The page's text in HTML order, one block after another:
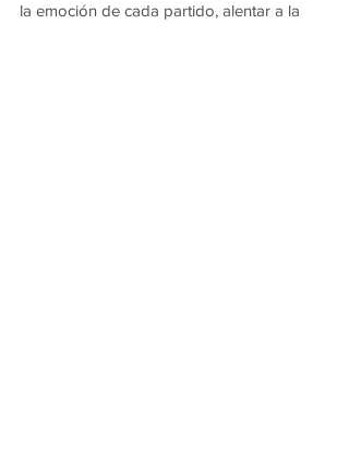
la emoción de cada partido, alentar a la